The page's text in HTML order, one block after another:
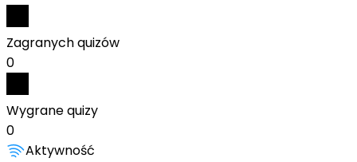
Zagranych quizów
0
Wygrane quizy
0
Aktywność